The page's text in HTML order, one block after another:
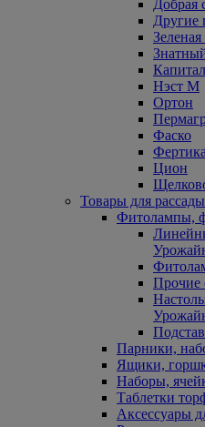
Добрая
Другие
Зеленая
Нэст М
Ортон
Фаско
Фертика
Цион
Товары для рассады
Фитолампы,
Прочие
Парники,
Ящики,
Наборы,
Таблетки
Аксессуары